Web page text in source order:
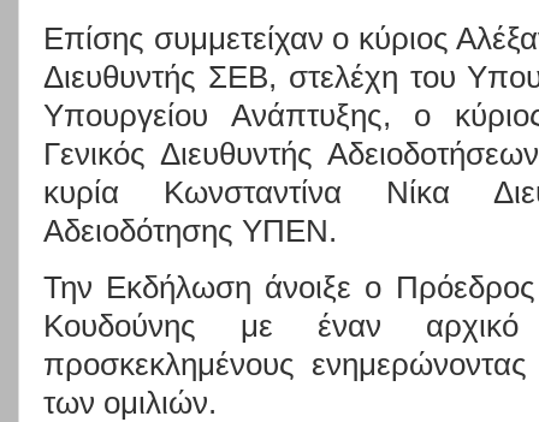
Επίσης συμμετείχαν ο κύριος
Διευθυντής ΣΕΒ, στελέχη του
Υπουργείου Ανάπτυξης, ο
Γενικός Διευθυντής
κυρία Κωνσταντίνα Νίκα
Αδειοδότησης ΥΠΕΝ.
Την Εκδήλωση άνοιξε ο
Κουδούνης με έναν αρχικό
προσκεκλημένους
των ομιλιών.